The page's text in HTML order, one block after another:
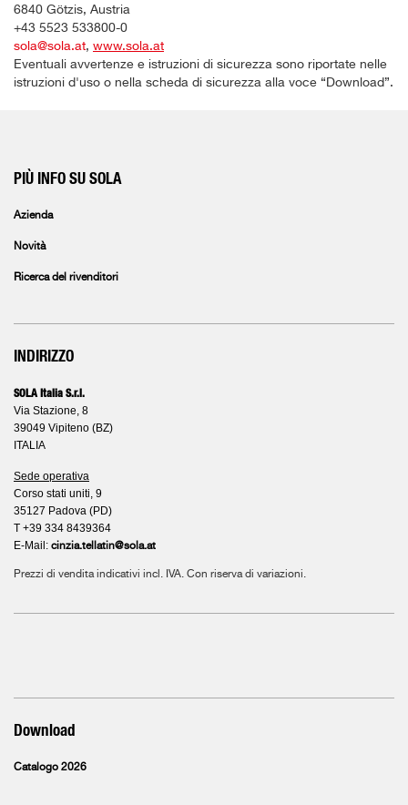
6840 Götzis, Austria
+43 5523 533800-0
sola@sola.at, www.sola.at
Eventuali avvertenze e istruzioni di sicurezza sono riportate nelle
istruzioni d'uso o nella scheda di sicurezza alla voce “Download”.
PIÙ INFO SU SOLA
Azienda
Novità
Ricerca del rivenditori
INDIRIZZO
SOLA Italia S.r.l.
Via Stazione, 8
39049 Vipiteno (BZ)
ITALIA
Sede operativa
Corso stati uniti, 9
35127 Padova (PD)
T +39 334 8439364
E-Mail: cinzia.tellatin@sola.at
Prezzi di vendita indicativi incl. IVA. Con riserva di variazioni.
Download
Catalogo 2026